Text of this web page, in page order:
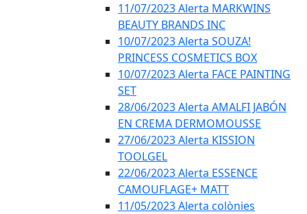
11/07/2023 Alerta MARKWINS
BEAUTY BRANDS INC
10/07/2023 Alerta SOUZA!
PRINCESS COSMETICS BOX
10/07/2023 Alerta FACE PAINTING
SET
28/06/2023 Alerta AMALFI JABÓN
EN CREMA DERMOMOUSSE
27/06/2023 Alerta KISSION
TOOLGEL
22/06/2023 Alerta ESSENCE
CAMOUFLAGE+ MATT
11/05/2023 Alerta colònies